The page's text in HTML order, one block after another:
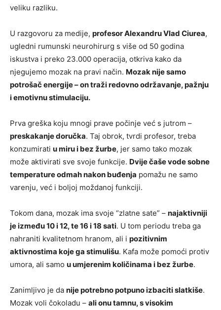
veliku razliku.
U razgovoru za medije, profesor Alexandru Vlad Ciurea,
ugledni rumunski neurohirurg s više od 50 godina
iskustva i preko 23.000 operacija, otkriva kako da
njegujemo mozak na pravi način. Mozak nije samo
potrošač energije – on traži redovno održavanje, pažnju
i emotivnu stimulaciju.
Prva greška koju mnogi prave počinje već s jutrom –
preskakanje doručka. Taj obrok, tvrdi profesor, treba
konzumirati u miru i bez žurbe, jer samo tako mozak
može aktivirati sve svoje funkcije. Dvije čaše vode sobne
temperature odmah nakon buđenja pomažu ne samo
varenju, već i boljoj moždanoj funkciji.
Tokom dana, mozak ima svoje “zlatne sate” – najaktivniji
je između 10 i 12, te 16 i 18 sati. U tom periodu treba ga
nahraniti kvalitetnom hranom, ali i pozitivnim
aktivnostima koje ga stimulišu. Kafa može pomoći protiv
umora, ali samo u umjerenim količinama i bez žurbe.
Zanimljivo je da nije potrebno potpuno izbaciti slatkiše.
Mozak voli čokoladu – ali onu tamnu, s visokim